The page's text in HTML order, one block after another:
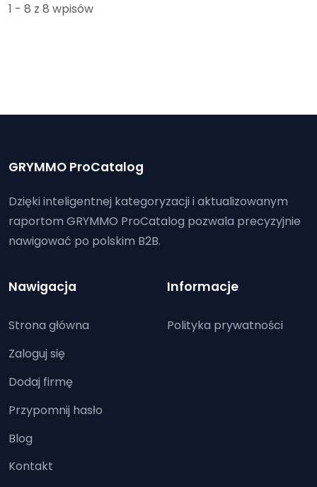
1 - 8 z 8 wpisów
GRYMMO ProCatalog
Dzięki inteligentnej kategoryzacji i aktualizowanym
raportom GRYMMO ProCatalog pozwala precyzyjnie
nawigować po polskim B2B.
Nawigacja
Strona główna
Zaloguj się
Dodaj firmę
Przypomnij hasło
Blog
Kontakt
Informacje
Polityka prywatności